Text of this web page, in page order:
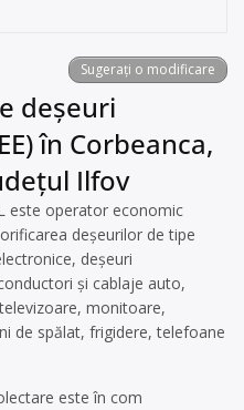
Sugerați o modificare
deșeuri
în Corbeanca,
Ilfov
este operator economic
deșeurilor de tipe
deșeuri
și cablaje auto,
monitoare,
de spălat, frigidere, telefoane
este în com